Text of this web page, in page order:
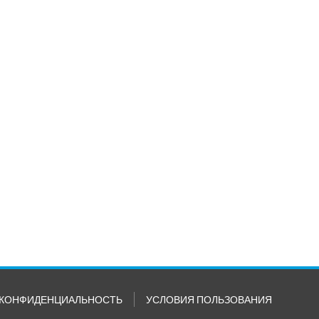
КОНФИДЕНЦИАЛЬНОСТЬ УСЛОВИЯ ПОЛЬЗОВАНИЯ